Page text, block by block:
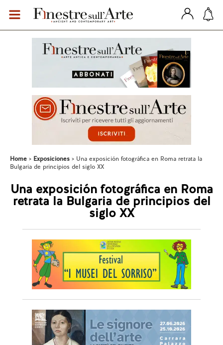
Home Exposiciones
Una exposición fotográfica en Roma retrata la
Bulgaria de principios del siglo XX
Una exposición fotográfica en Roma
retrata la Bulgaria de principios del
siglo XX